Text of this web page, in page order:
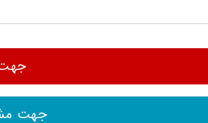
جهت